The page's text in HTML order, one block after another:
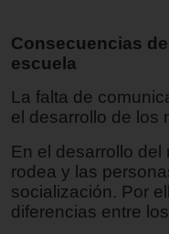
Consecuencias
escuela
La falta de
el desarrollo de los
En el desarrollo
rodea y las
socialización. Por
diferencias entre